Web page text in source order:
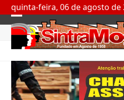
Skip
to
content
quinta-feira, 06 de agosto de
Open
mobile
menu
Close
mobile
menu